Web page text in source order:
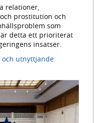
relationer,
prostitution och
som
är detta ett prioriterat
insatser.
och utnyttjande